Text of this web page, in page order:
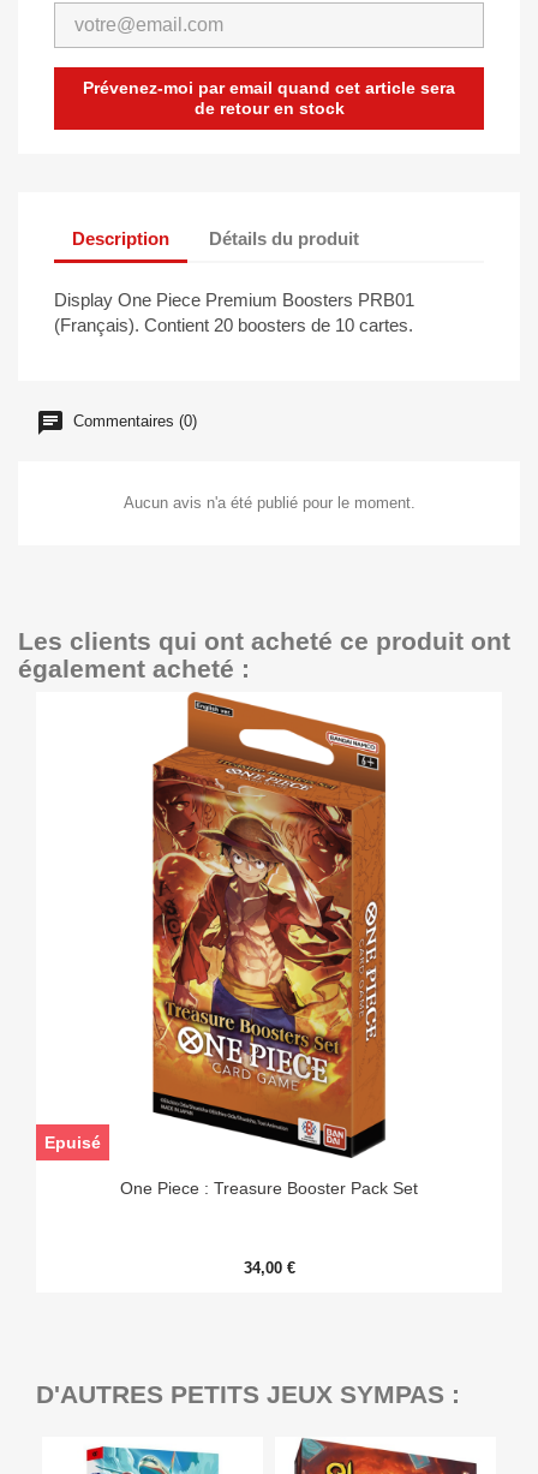
Prévenez-moi par email quand cet article sera
de retour en stock
Description Détails du produit
Display One Piece Premium Boosters PRB01
(Français). Contient 20 boosters de 10 cartes.
Commentaires (0)
Aucun avis n'a été publié pour le moment.
Les clients qui ont acheté ce produit ont
également acheté :
One Piece : Treasure Booster Pack Set
34,00 €
Epuisé
D'AUTRES PETITS JEUX SYMPAS :